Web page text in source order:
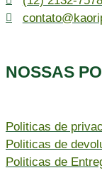
NOSSAS
Politicas de
Politicas de
Politicas de